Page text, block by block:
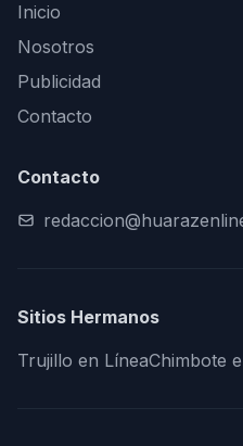
Inicio
Nosotros
Publicidad
Contacto
Contacto
Sitios Hermanos
Trujillo en LíneaChimbote